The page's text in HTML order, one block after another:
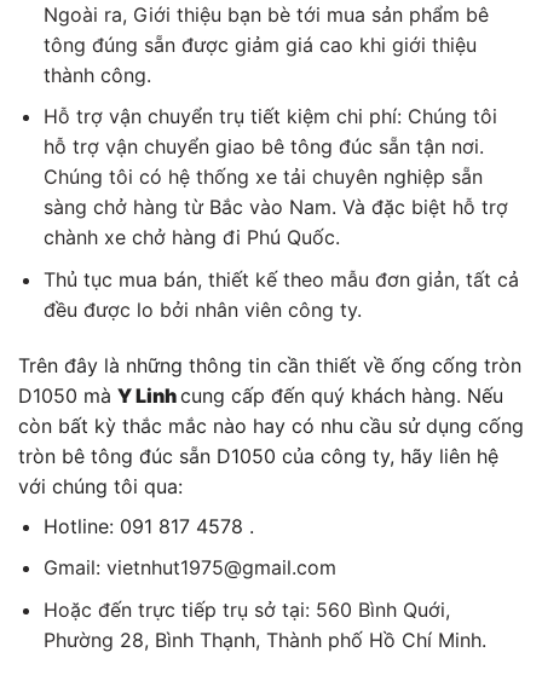
Ngoài ra, Giới thiệu bạn bè tới mua sản phẩm bê
tông đúng sẵn được giảm giá cao khi giới thiệu
thành công.
Hỗ trợ vận chuyển trụ tiết kiệm chi phí: Chúng tôi
hỗ trợ vận chuyển giao bê tông đúc sẵn tận nơi.
Chúng tôi có hệ thống xe tải chuyên nghiệp sẵn
sàng chở hàng từ Bắc vào Nam. Và đặc biệt hỗ trợ
chành xe chở hàng đi Phú Quốc.
Thủ tục mua bán, thiết kế theo mẫu đơn giản, tất cả
đều được lo bởi nhân viên công ty.
Trên đây là những thông tin cần thiết về ống cống tròn
D1050 mà Y Linhcung cấp đến quý khách hàng. Nếu
còn bất kỳ thắc mắc nào hay có nhu cầu sử dụng cống
tròn bê tông đúc sẵn D1050 của công ty, hãy liên hệ
với chúng tôi qua:
Hotline: 091 817 4578 .
Gmail: vietnhut1975@gmail.com
Hoặc đến trực tiếp trụ sở tại: 560 Bình Quới,
Phường 28, Bình Thạnh, Thành phố Hồ Chí Minh.